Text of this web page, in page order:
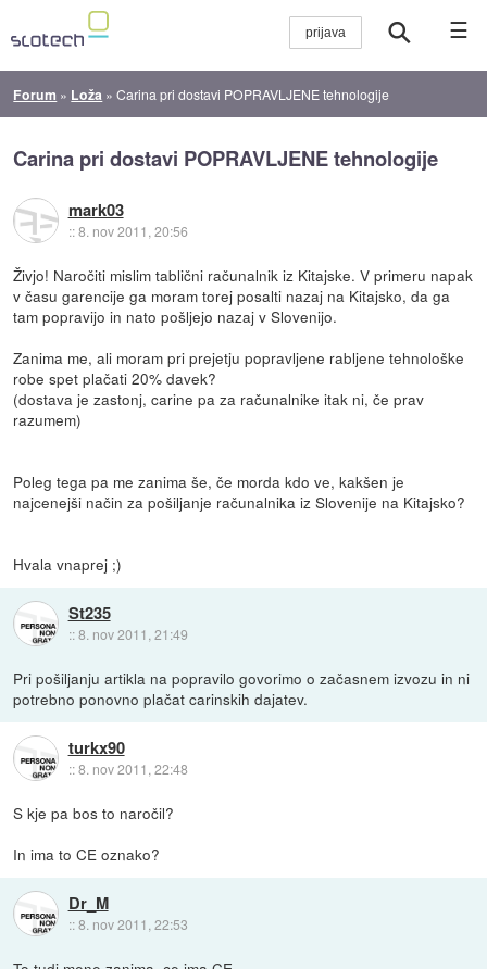
☰
Forum » Loža »Carina pri dostavi POPRAVLJENE tehnologije
Carina pri dostavi POPRAVLJENE tehnologije
mark03
::8. nov 2011, 20:56
Živjo! Naročiti mislim tablični računalnik iz Kitajske. V primeru napak
v času garencije ga moram torej posalti nazaj na Kitajsko, da ga
tam popravijo in nato pošljejo nazaj v Slovenijo.
Zanima me, ali moram pri prejetju popravljene rabljene tehnološke
robe spet plačati 20% davek?
(dostava je zastonj, carine pa za računalnike itak ni, če prav
razumem)
Poleg tega pa me zanima še, če morda kdo ve, kakšen je
najcenejši način za pošiljanje računalnika iz Slovenije na Kitajsko?
Hvala vnaprej ;)
St235
::8. nov 2011, 21:49
Pri pošiljanju artikla na popravilo govorimo o začasnem izvozu in ni
potrebno ponovno plačat carinskih dajatev.
turkx90
::8. nov 2011, 22:48
S kje pa bos to naročil?
In ima to CE oznako?
Dr_M
::8. nov 2011, 22:53